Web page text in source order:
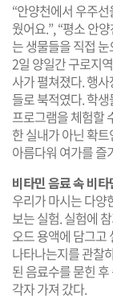
“안양천에서 우주
웠어요.”, “평소 안
는 생물들을 직접
2일 양일간 구로지
사가 펼쳐졌다. 행
들로 북적였다. 학
프로그램을 체험할
한 실내가 아닌 확
아름다워 여가를 즐
비타민 음료 속 비
우리가 마시는 다양
보는 실험. 실험에
오드 용액에 담그고
나타나는지를 관찰
된 음료수를 묻힌
각자 가져 갔다.